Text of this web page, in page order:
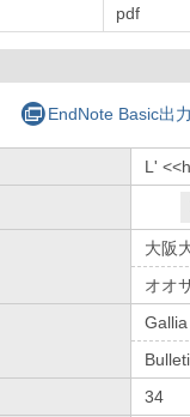
pdf
EndNote Basic出力
L'
大阪
オオ
Gallia
34